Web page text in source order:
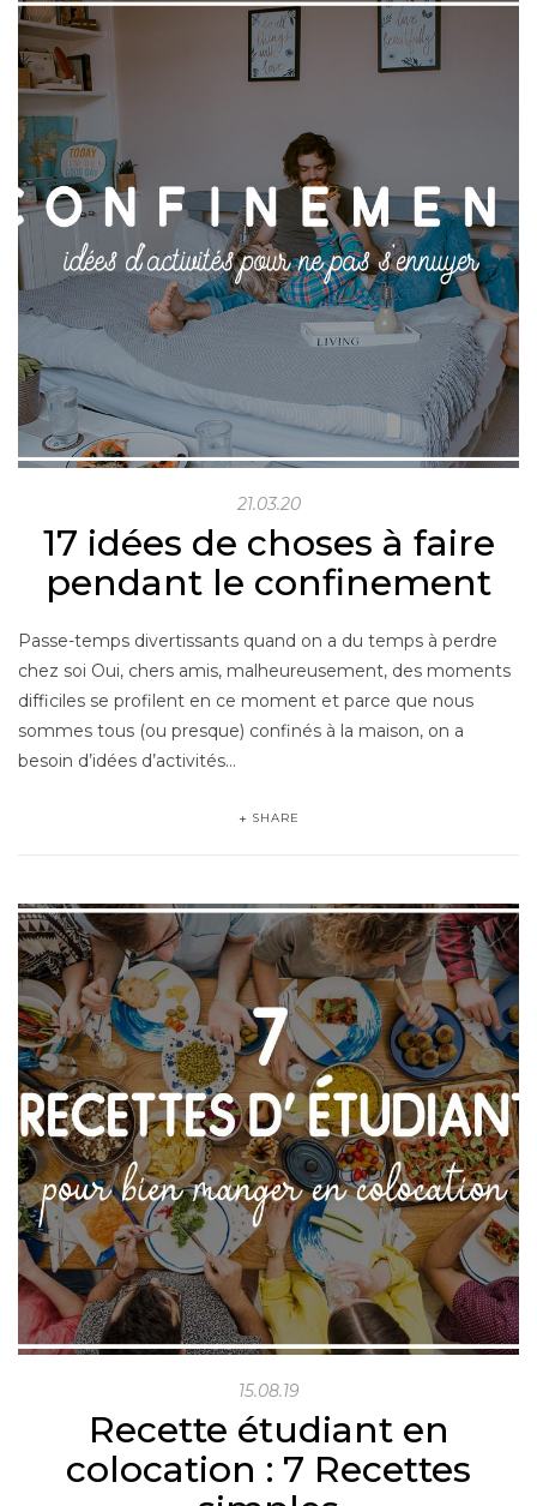
21.03.20
17 idées de choses à faire
pendant le confinement
Passe-temps divertissants quand on a du temps à perdre
chez soi Oui, chers amis, malheureusement, des moments
difficiles se profilent en ce moment et parce que nous
sommes tous (ou presque) confinés à la maison, on a
besoin d’idées d’activités…
SHARE
15.08.19
Recette étudiant en
colocation : 7 Recettes